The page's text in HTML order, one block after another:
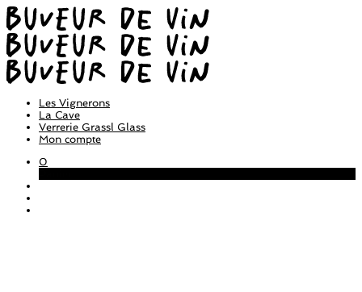
Les Vignerons
La Cave
Verrerie Grassl Glass
Mon compte
0